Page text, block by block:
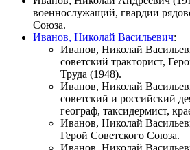
военнослужащий, гвардии
Союза.
Иванов, Николай Васильевич:
Иванов, Николай
советский тракторист,
Труда (1948).
Иванов, Николай
советский и российский
географ, таксидермист,
Иванов, Николай
Герой Советского Союза.
Иванов, Николай